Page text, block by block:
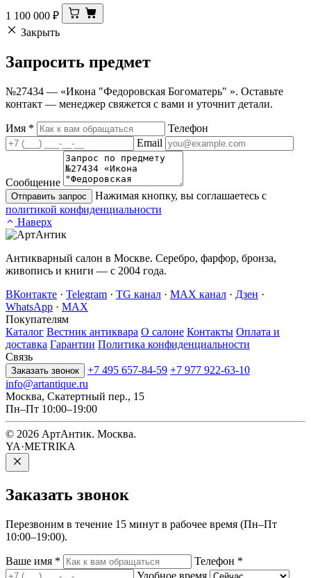
1 100 000 ₽
Закрыть
Запросить предмет
№27434 — «Икона "Федоровская Богоматерь" ». Оставьте
контакт — менеджер свяжется с вами и уточнит детали.
Имя *
Телефон
Email
Сообщение
Отправить запрос
Нажимая кнопку, вы соглашаетесь с
политикой конфиденциальности
Наверх
Антикварный салон в Москве. Серебро, фарфор, бронза,
живопись и книги — с 2004 года.
ВКонтакте · Telegram · TG канал · MAX канал · Дзен ·
WhatsApp · MAX
Покупателям
Каталог Вестник антиквара О салоне Контакты Оплата и
доставка Гарантии Политика конфиденциальности
Связь
Заказать звонок +7 495 657-84-59 +7 977 922-63-10
info@artantique.ru
Москва, Скатертный пер., 15
Пн–Пт 10:00–19:00
© 2026 АртАнтик. Москва.
YA·METRIKA
Заказать звонок
Перезвоним в течение 15 минут в рабочее время (Пн–Пт
10:00–19:00).
Ваше имя * Телефон *
Удобное время